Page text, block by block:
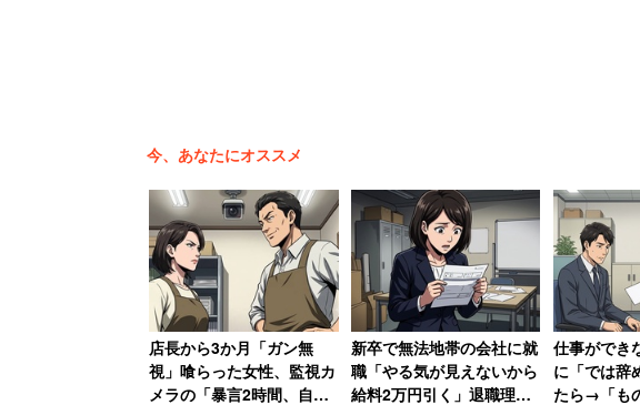
今、あなたにオススメ
店長から3か月「ガン無
視」喰らった女性、監視カ
メラの「暴言2時間、自転
新卒で無法地帯の会社に就
職「やる気が見えないから
給料2万円引く」退職理由
仕事ができ
に「では辞
たら→「も